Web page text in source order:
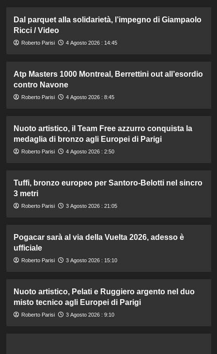
Dal parquet alla solidarietà, l’impegno di Giampaolo
Ricci / Video
Roberto Parisi 4 Agosto 2026 : 14:45
Atp Masters 1000 Montreal, Berrettini out all’esordio
contro Navone
Roberto Parisi 4 Agosto 2026 : 8:45
Nuoto artistico, il Team Free azzurro conquista la
medaglia di bronzo agli Europei di Parigi
Roberto Parisi 4 Agosto 2026 : 2:50
Tuffi, bronzo europeo per Santoro-Belotti nel sincro
3 metri
Roberto Parisi 3 Agosto 2026 : 21:05
Pogacar sarà al via della Vuelta 2026, adesso è
ufficiale
Roberto Parisi 3 Agosto 2026 : 15:10
Nuoto artistico, Pelati e Ruggiero argento nel duo
misto tecnico agli Europei di Parigi
Roberto Parisi 3 Agosto 2026 : 9:10